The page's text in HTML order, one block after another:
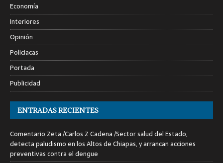
Economía
Interiores
Opinión
Policiacas
Portada
Publicidad
ENTRADAS RECIENTES
Comentario Zeta /Carlos Z Cadena /Sector salud del Estado,
detecta paludismo en los Altos de Chiapas, y arrancan acciones
preventivas contra el dengue